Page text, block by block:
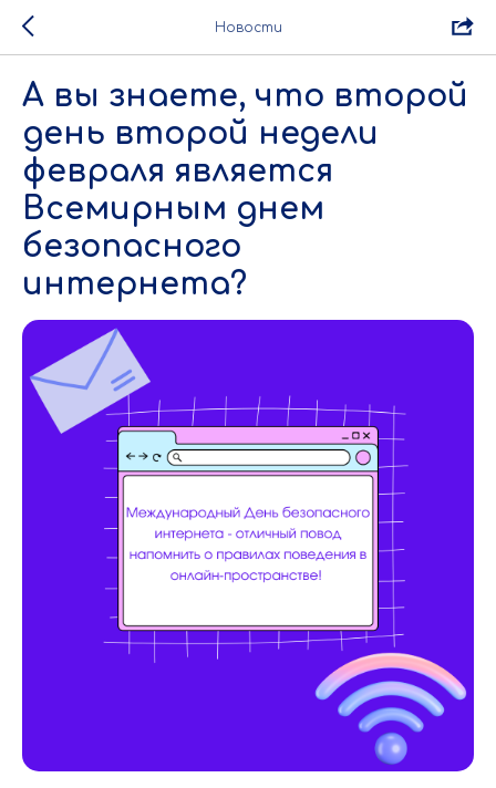
Новости
А вы знаете, что второй
день второй недели
февраля является
Всемирным днем
безопасного
интернета?